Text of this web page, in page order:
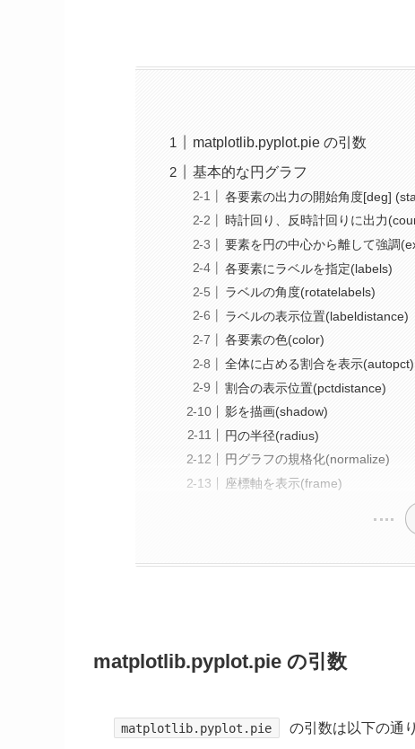
matplotlib.pyplot.pie の引数
基本的な円グラフ
各要素の出力の開始角度[deg]
時計回り、反時計回りに出力
要素を円の中心から離して強調
各要素にラベルを指定(labels)
ラベルの角度(rotatelabels)
ラベルの表示位置(labeldistance)
各要素の色(color)
全体に占める割合を表示(autopct)
割合の表示位置(pctdistance)
影を描画(shadow)
円の半径(radius)
円グラフの規格化(normalize)
座標軸を表示(frame)
matplotlib.pyplot.pie の引数
matplotlib.pyplot.pie の引数は以下の通